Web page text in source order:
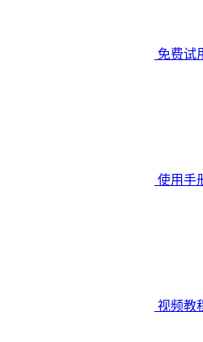
免费试
使用手
视频教